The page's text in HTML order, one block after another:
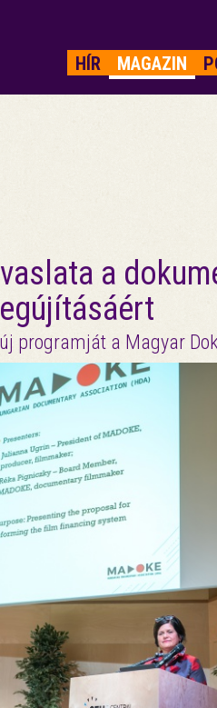
HÍR MAGAZIN
a
programját a Magyar